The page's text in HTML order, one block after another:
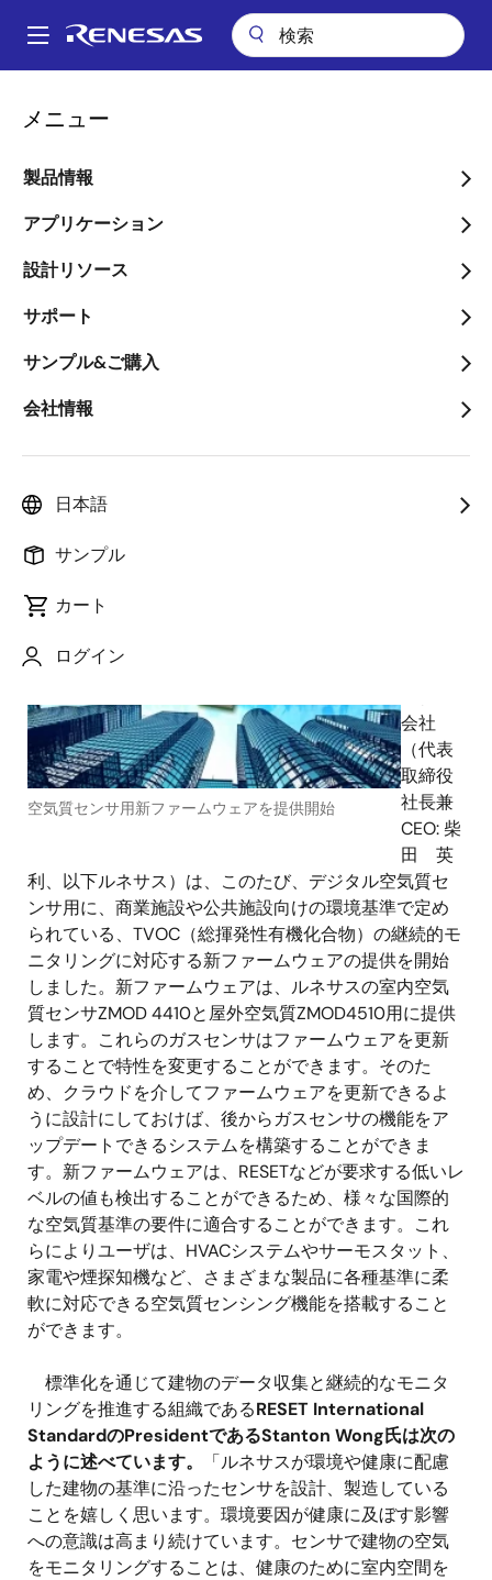
ン
Main
メニュー
製品情報
アプリケーション
設計リソース
サポート
サンプル&ご購入
会社情報
日本語
サンプル
カート
ログイン
パ
ン
く
ず
空気質センサ用に、建物の空気環境基準をサポートするファームウェ
空気質センサ用に、建物の
空気環境基準をサポートす
るファームウェアを提供開
始
～リリース済みのEPAやUBA規格に対応
したファームウェアに加え、RESETな
どの基準に対応可能～
2023年4月4日
空気質センサ用新ファームウェアを提供開始
会社
（代表
取締役
社長兼
CEO: 柴
田 英
利、以下ルネサス）は、このたび、デジタル空気質セ
ンサ用に、商業施設や公共施設向けの環境基準で定め
られている、TVOC（総揮発性有機化合物）の継続的モ
ニタリングに対応する新ファームウェアの提供を開始
しました。新ファームウェアは、ルネサスの室内空気
質センサZMOD 4410と屋外空気質ZMOD4510用に提供
します。これらのガスセンサはファームウェアを更新
することで特性を変更することができます。そのた
め、クラウドを介してファームウェアを更新できるよ
うに設計にしておけば、後からガスセンサの機能をア
ップデートできるシステムを構築することができま
す。新ファームウェアは、RESETなどが要求する低いレ
ベルの値も検出することができるため、様々な国際的
な空気質基準の要件に適合することができます。これ
らによりユーザは、HVACシステムやサーモスタット、
家電や煙探知機など、さまざまな製品に各種基準に柔
軟に対応できる空気質センシング機能を搭載すること
ができます。
標準化を通じて建物のデータ収集と継続的なモニタ
リングを推進する組織であるRESET International
StandardのPresidentであるStanton Wong氏は次の
ように述べています。
「ルネサスが環境や健康に配慮
した建物の基準に沿ったセンサを設計、製造している
ことを嬉しく思います。環境要因が健康に及ぼす影響
への意識は高まり続けています。センサで建物の空気
をモニタリングすることは、健康のために室内空間を